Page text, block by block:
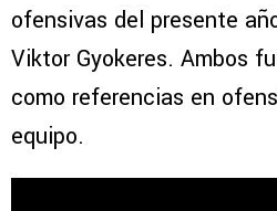
ofensivas del presente
Viktor Gyokeres. Ambos
como referencias en
equipo.